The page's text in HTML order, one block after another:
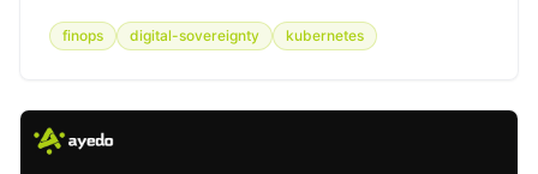
finops digital-sovereignty kubernetes